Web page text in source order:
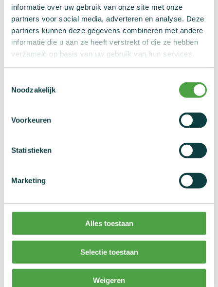
informatie over uw gebruik van onze site met onze
partners voor social media, adverteren en analyse. Deze
partners kunnen deze gegevens combineren met andere
informatie die u aan ze heeft verstrekt of die ze hebben
verzameld op basis van uw gebruik van hun services.
Noodzakelijk
Voorkeuren
Statistieken
Marketing
Alles toestaan
Selectie toestaan
Weigeren
(Poging tot) Gebruik van verboden
stoffen of methoden
Bezit van een verboden stof of methode
(Poging tot) Fraude bij de dopingcontrole
(Poging tot) Handel in een verboden stof
Medeplichtigheid
(Poging tot) Toediening